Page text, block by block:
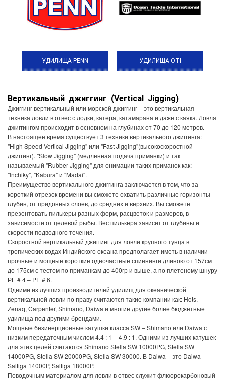
УДИЛИЩА PENN УДИЛИЩА OTI
Вертикальный джиггинг (Vertical Jigging)
Джиггинг вертикальный или морской джиггинг – это вертикальная
техника ловли в отвес с лодки, катера, катамарана и даже с каяка. Ловля
джиггингом происходит в основном на глубинах от 70 до 120 метров.
В настоящее время существует 3 техники вертикального джиггинга:
"High Speed Vertical Jigging" или "Fast Jigging"(высокоскоростной
джиггинг). "Slow Jigging" (медленная подача приманки) и так
называемый "Rubber Jigging" для онимации таких приманок как:
"Inchiky", "Kabura" и "Madai".
Преимущество вертикального джиггинга заключается в том, что за
короткий отрезок времени вы сможете охватить различные горизонты
глубин, от придонных слоев, до средних и верхних. Вы сможете
презентовать пилькеры разных форм, расцветок и размеров, в
зависимости от целевой рыбы. Вес пилькера зависит от глубины и
скорости подводного течения.
Скоростной вертикальный джиггинг для ловли крупного тунца в
тропических водах Индийского океана предполагает иметь в наличии
прочные и мощные короткие одночастные спиннинги длиною от 157см
до 175см с тестом по приманкам до 400гр и выше, а по плетеному шнуру
РЕ # 4 – PE # 6.
Одними из лучших производителей удилищ для океанической
вертикальной ловли по праву считаются такие компании как: Hots,
Zenaq, Carpenter, Shimano, Daiwa и многие другие более бюджетные
удилища под другими брендами.
Мощные безинерционные катушки класса SW – Shimano или Daiwa с
низким передаточным числом 4.4 : 1 – 4.9 : 1. Одними из лучших катушек
для этих целей считаются Shimano Stella SW 10000PG, Stella SW
14000PG, Stella SW 20000PG, Stella SW 30000. В Daiwa – это Daiwa
Saltiga 14000P, Saltiga 18000P.
Поводочным материалом для ловли в отвес служит флюорокарбоновый